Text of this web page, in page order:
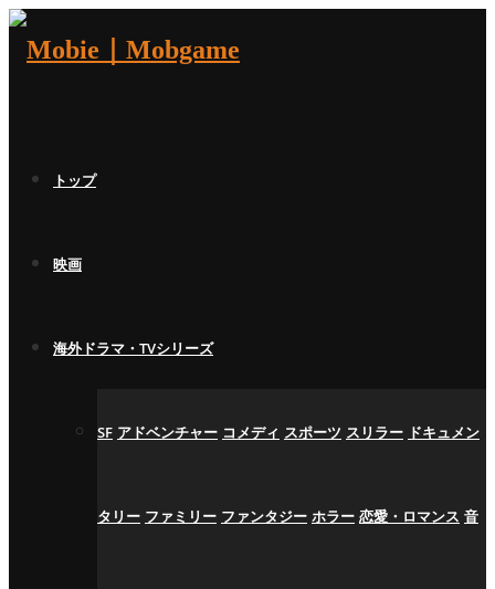
トップ
映画
海外ドラマ・TVシリーズ
SF アドベンチャー コメディ スポーツ スリラー ドキュメン
タリー ファミリー ファンタジー ホラー 恋愛・ロマンス 音